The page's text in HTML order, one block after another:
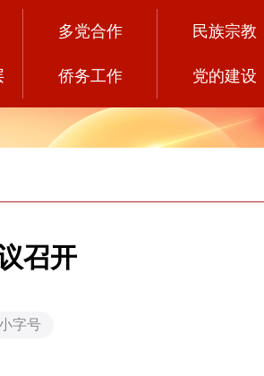
多党合作
侨务工作
民族宗教
党的建设
召开
字号